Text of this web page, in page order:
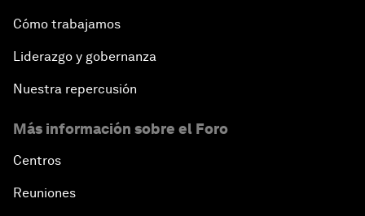
Cómo trabajamos
Liderazgo y gobernanza
Nuestra repercusión
Más información sobre el Foro
Centros
Reuniones